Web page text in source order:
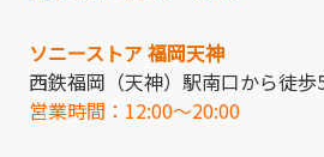
ソニーストア 福岡天神
西鉄福岡（天神）駅南口から徒歩
営業時間：12:00～20:00